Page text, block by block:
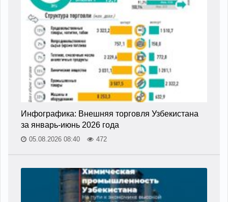
Инфографика: Внешняя торговля Узбекистана
за январь-июнь 2026 года
05.08.2026 08:40 472